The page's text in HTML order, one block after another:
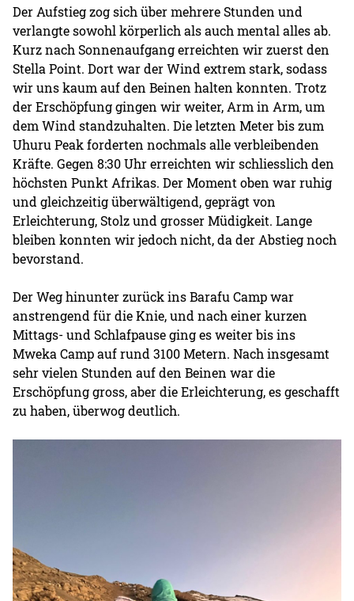
Der Aufstieg zog sich über mehrere Stunden und
verlangte sowohl körperlich als auch mental alles ab.
Kurz nach Sonnenaufgang erreichten wir zuerst den
Stella Point. Dort war der Wind extrem stark, sodass
wir uns kaum auf den Beinen halten konnten. Trotz
der Erschöpfung gingen wir weiter, Arm in Arm, um
dem Wind standzuhalten. Die letzten Meter bis zum
Uhuru Peak forderten nochmals alle verbleibenden
Kräfte. Gegen 8:30 Uhr erreichten wir schliesslich den
höchsten Punkt Afrikas. Der Moment oben war ruhig
und gleichzeitig überwältigend, geprägt von
Erleichterung, Stolz und grosser Müdigkeit. Lange
bleiben konnten wir jedoch nicht, da der Abstieg noch
bevorstand.
Der Weg hinunter zurück ins Barafu Camp war
anstrengend für die Knie, und nach einer kurzen
Mittags- und Schlafpause ging es weiter bis ins
Mweka Camp auf rund 3100 Metern. Nach insgesamt
sehr vielen Stunden auf den Beinen war die
Erschöpfung gross, aber die Erleichterung, es geschafft
zu haben, überwog deutlich.